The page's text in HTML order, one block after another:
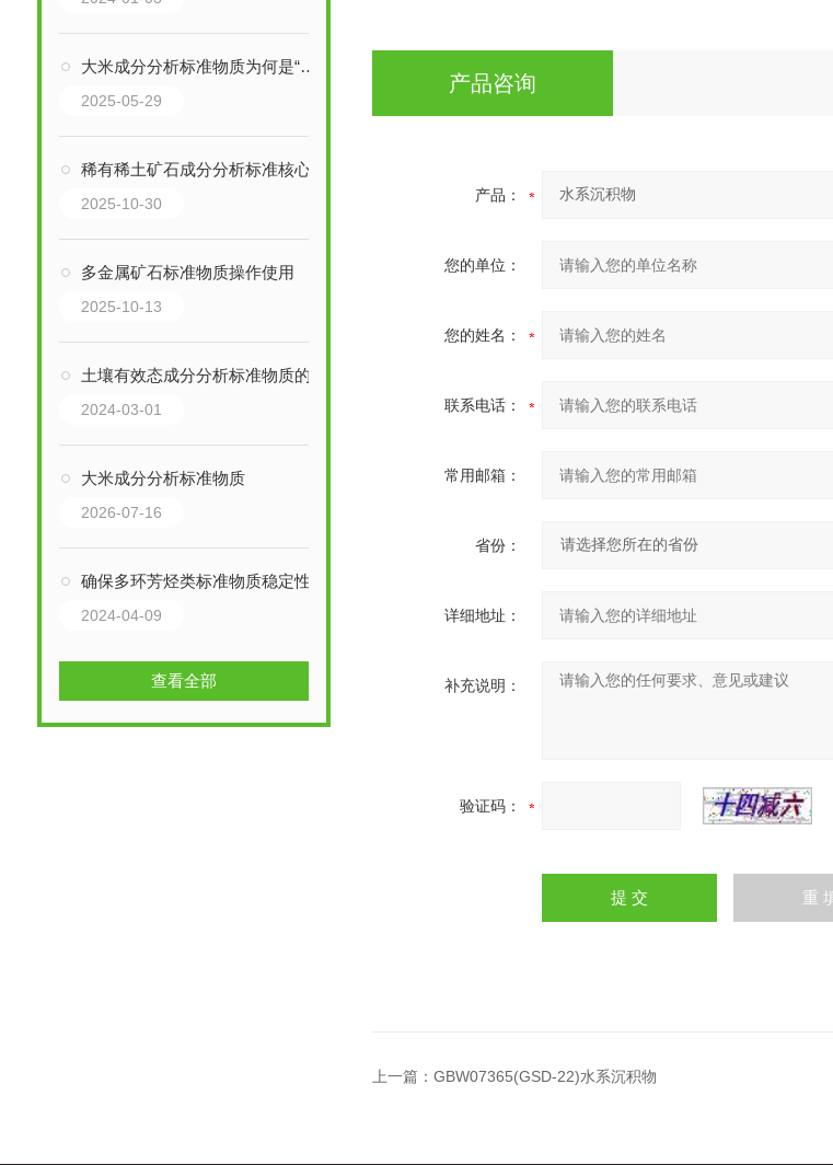
大米成分分析标准物质为何是“标尺”？
2025-05-29
稀有稀土矿石成分分析标准核心分析指标
2025-10-30
多金属矿石标准物质操作使用
2025-10-13
土壤有效态成分分析标准物质的成分分析
2024-03-01
大米成分分析标准物质
2026-07-16
确保多环芳烃类标准物质稳定性的关键措施
2024-04-09
查看全部
产品咨询
产品：
您的单位：
您的姓名：
联系电话：
常用邮箱：
省份：
详细地址：
补充说明：
验证码：
上一篇：GBW07365(GSD-22)水系沉积物